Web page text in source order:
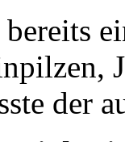
der